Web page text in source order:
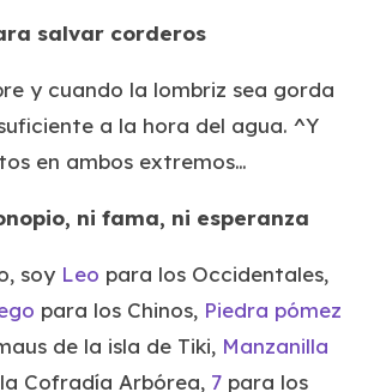
salvar corderos
y cuando la lombriz sea gorda
a la hora del agua. ^Y
en ambos extremos…
ni fama, ni esperanza
soy Leo para los Occidentales,
para los Chinos, Piedra pómez
de la isla de Tiki, Manzanilla
Cofradía Arbórea, 7 para los